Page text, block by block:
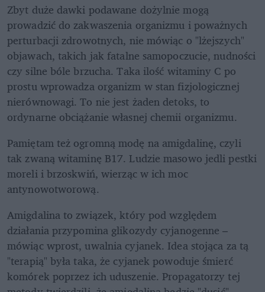
Zbyt duże dawki podawane dożylnie mogą
prowadzić do zakwaszenia organizmu i poważnych
perturbacji zdrowotnych, nie mówiąc o "lżejszych"
objawach, takich jak fatalne samopoczucie, nudności
czy silne bóle brzucha. Taka ilość witaminy C po
prostu wprowadza organizm w stan fizjologicznej
nierównowagi. To nie jest żaden detoks, to
ordynarne obciążanie własnej chemii organizmu.
Pamiętam też ogromną modę na amigdalinę, czyli
tak zwaną witaminę B17. Ludzie masowo jedli pestki
moreli i brzoskwiń, wierząc w ich moc
antynowotworową.
Amigdalina to związek, który pod względem
działania przypomina glikozydy cyjanogenne –
mówiąc wprost, uwalnia cyjanek. Idea stojąca za tą
"terapią" była taka, że cyjanek powoduje śmierć
komórek poprzez ich uduszenie. Propagatorzy tej